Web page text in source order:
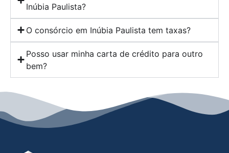
Inúbia Paulista?
O consórcio em Inúbia Paulista tem taxas?
Posso usar minha carta de crédito para outro
bem?